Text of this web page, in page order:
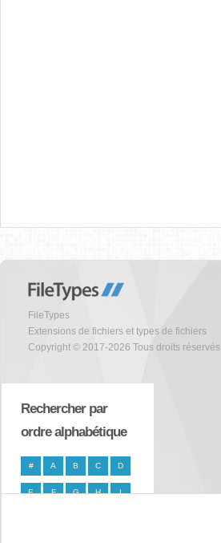
FileTypes
Extensions de fichiers et types de fichiers
Copyright © 2017-2026 Tous droits réservés
Rechercher par
ordre alphabétique
# A B C D
E F G H I